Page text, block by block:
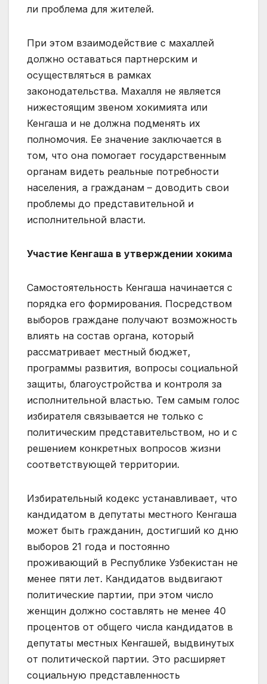
ли проблема для жителей.
При этом взаимодействие с махаллей
должно оставаться партнерским и
осуществляться в рамках
законодательства. Махалля не является
нижестоящим звеном хокимията или
Кенгаша и не должна подменять их
полномочия. Ее значение заключается в
том, что она помогает государственным
органам видеть реальные потребности
населения, а гражданам – доводить свои
проблемы до представительной и
исполнительной власти.
Участие Кенгаша в утверждении хокима
Самостоятельность Кенгаша начинается с
порядка его формирования. Посредством
выборов граждане получают возможность
влиять на состав органа, который
рассматривает местный бюджет,
программы развития, вопросы социальной
защиты, благоустройства и контроля за
исполнительной властью. Тем самым голос
избирателя связывается не только с
политическим представительством, но и с
решением конкретных вопросов жизни
соответствующей территории.
Избирательный кодекс устанавливает, что
кандидатом в депутаты местного Кенгаша
может быть гражданин, достигший ко дню
выборов 21 года и постоянно
проживающий в Республике Узбекистан не
менее пяти лет. Кандидатов выдвигают
политические партии, при этом число
женщин должно составлять не менее 40
процентов от общего числа кандидатов в
депутаты местных Кенгашей, выдвинутых
от политической партии. Это расширяет
социальную представленность